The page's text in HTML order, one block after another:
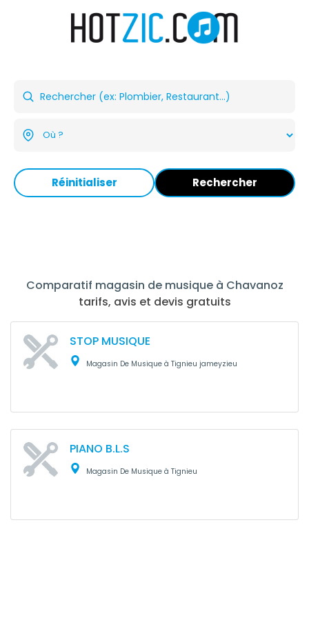
Réinitialiser Rechercher
Comparatif magasin de musique à Chavanoz
tarifs, avis et devis gratuits
STOP MUSIQUE
Magasin De Musique à Tignieu jameyzieu
PIANO B.L.S
Magasin De Musique à Tignieu